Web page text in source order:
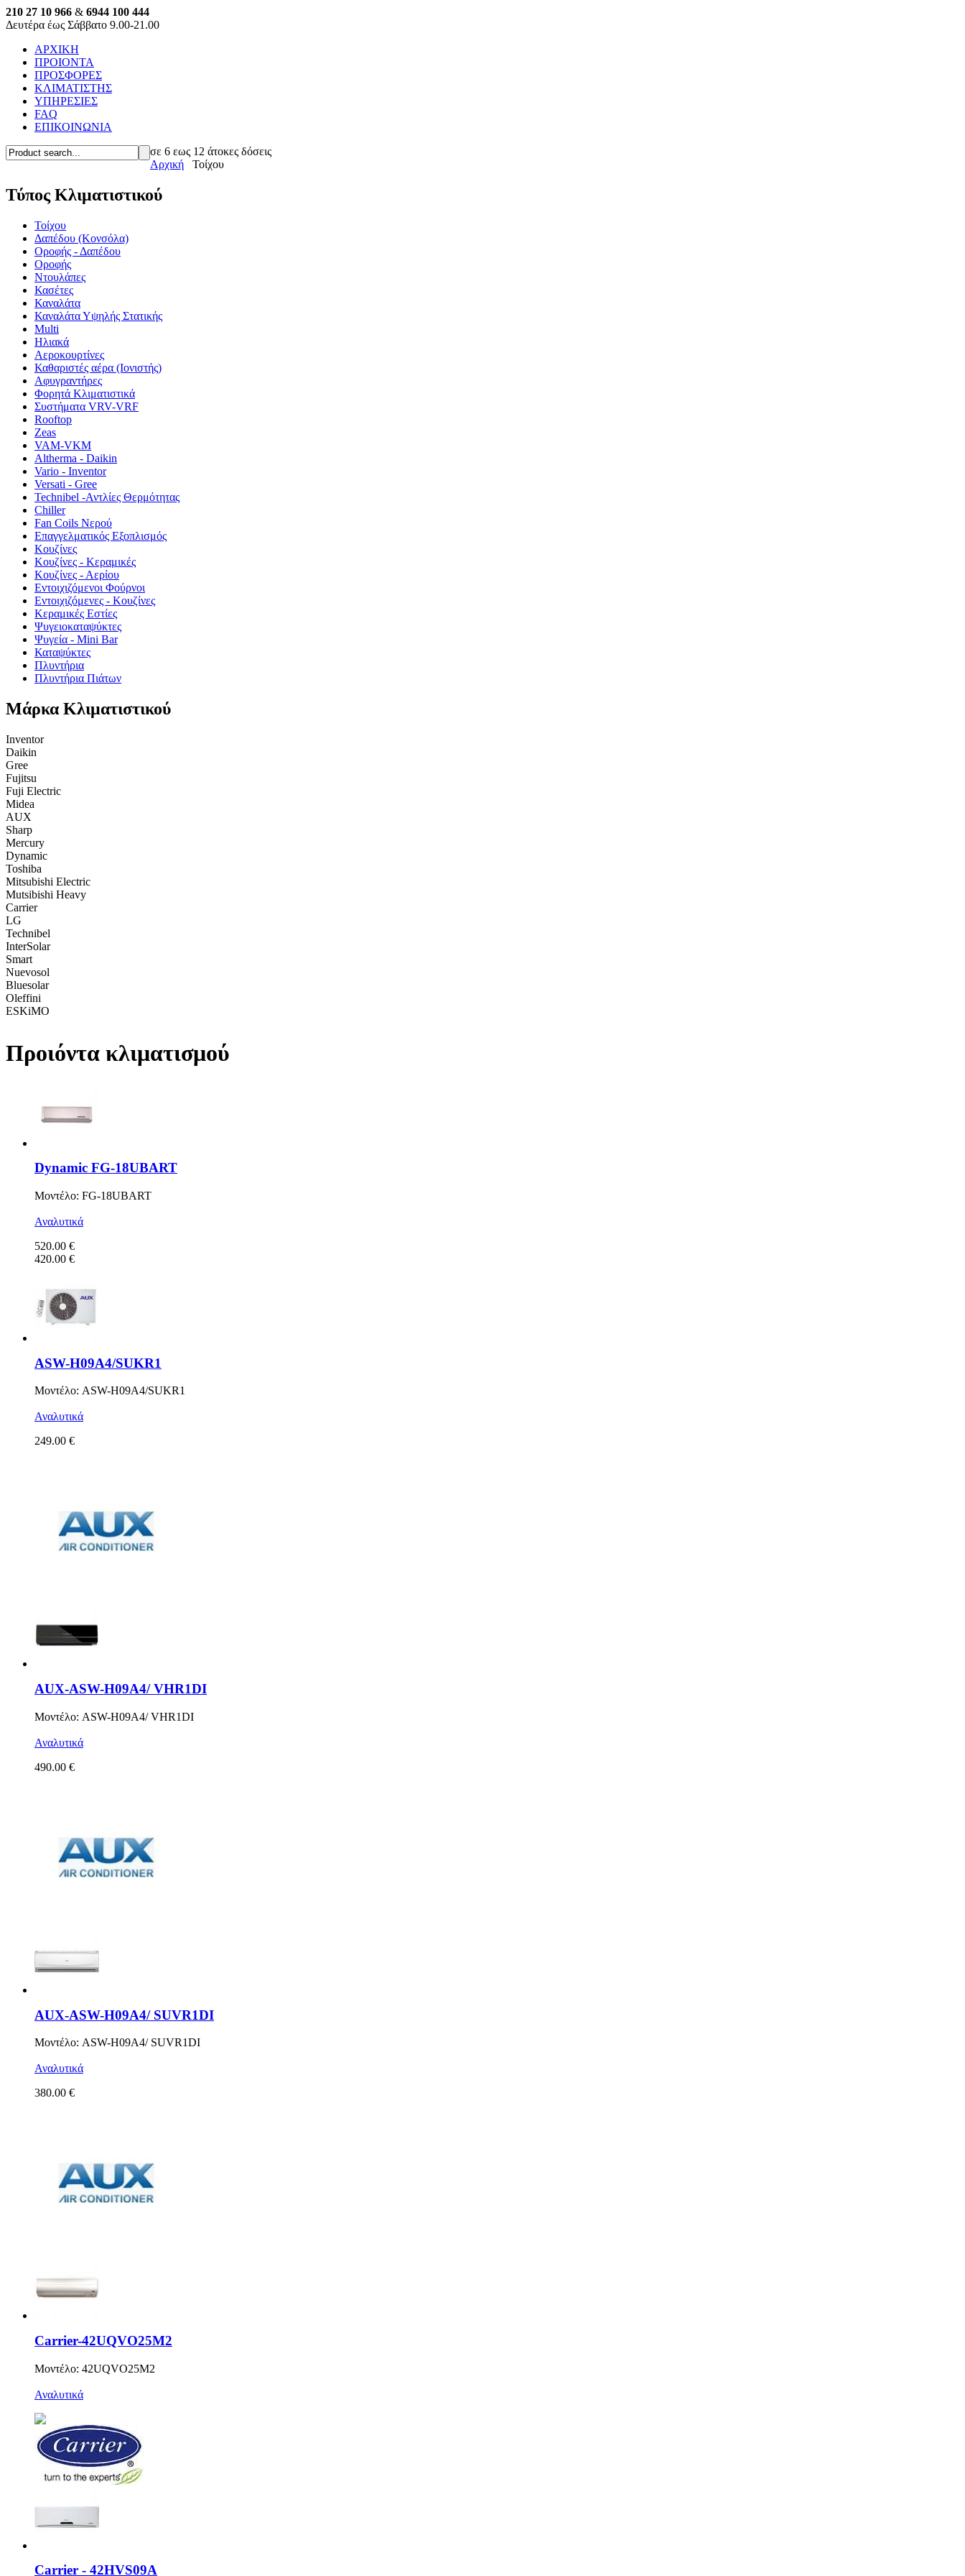
210 27 10 966 & 6944 100 444
Δευτέρα έως Σάββατο 9.00-21.00
ΑΡΧΙΚΗ
ΠΡΟΙΟΝΤΑ
ΠΡΟΣΦΟΡΕΣ
ΚΛΙΜΑΤΙΣΤΗΣ
ΥΠΗΡΕΣΙΕΣ
FAQ
ΕΠΙΚΟΙΝΩΝΙΑ
σε 6 εως 12 άτοκες δόσεις
Αρχική
Τοίχου
Τύπος Κλιματιστικού
Τοίχου
Δαπέδου (Κονσόλα)
Οροφής - Δαπέδου
Οροφής
Ντουλάπες
Κασέτες
Καναλάτα
Καναλάτα Υψηλής Στατικής
Multi
Ηλιακά
Αεροκουρτίνες
Καθαριστές αέρα (Ιονιστής)
Αφυγραντήρες
Φορητά Κλιματιστικά
Συστήματα VRV-VRF
Rooftop
Zeas
VAM-VKM
Altherma - Daikin
Vario - Inventor
Versati - Gree
Technibel -Αντλίες Θερμότητας
Chiller
Fan Coils Νερού
Επαγγελματικός Εξοπλισμός
Κουζίνες
Κουζίνες - Κεραμικές
Κουζίνες - Αερίου
Εντοιχιζόμενοι Φούρνοι
Εντοιχιζόμενες - Κουζίνες
Κεραμικές Εστίες
Ψυγειοκαταψύκτες
Ψυγεία - Mini Bar
Καταψύκτες
Πλυντήρια
Πλυντήρια Πιάτων
Μάρκα Κλιματιστικού
Inventor
Daikin
Gree
Fujitsu
Fuji Electric
Midea
AUX
Sharp
Mercury
Dynamic
Toshiba
Mitsubishi Electric
Mutsibishi Heavy
Carrier
LG
Technibel
InterSolar
Smart
Nuevosol
Bluesolar
Oleffini
ESKiMO
Προιόντα κλιματισμού
Dynamic FG-18UBART
Μοντέλο: FG-18UBART
Αναλυτικά
520.00 €
420.00 €
ASW-H09A4/SUKR1
Μοντέλο: ASW-H09A4/SUKR1
Αναλυτικά
249.00 €
AUX-ASW-H09A4/ VHR1DI
Μοντέλο: ASW-H09A4/ VHR1DI
Αναλυτικά
490.00 €
AUX-ASW-H09A4/ SUVR1DI
Μοντέλο: ASW-H09A4/ SUVR1DI
Αναλυτικά
380.00 €
Carrier-42UQVO25M2
Μοντέλο: 42UQVO25M2
Αναλυτικά
Carrier - 42HVS09A